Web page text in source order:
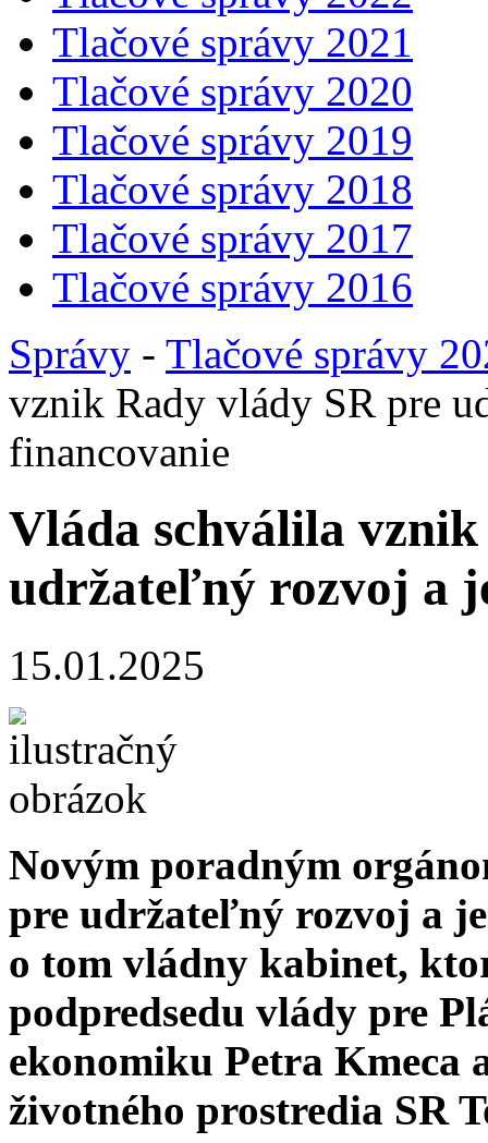
Tlačové správy 2021
Tlačové správy 2020
Tlačové správy 2019
Tlačové správy 2018
Tlačové správy 2017
Tlačové správy 2016
Správy - Tlačové správy
vznik Rady vlády SR pre
financovanie
Vláda schválila
udržateľný rozvoj a
15.01.2025
Novým poradným
pre udržateľný rozvoj a
o tom vládny kabinet,
podpredsedu vlády pre
ekonomiku Petra Kmeca
životného prostredia SR